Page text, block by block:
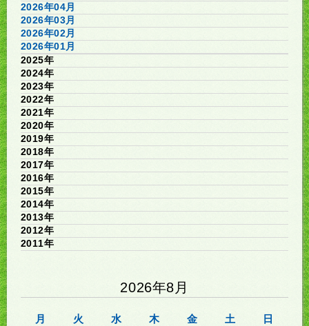
2026年04月
2026年03月
2026年02月
2026年01月
2025年
2024年
2023年
2022年
2021年
2020年
2019年
2018年
2017年
2016年
2015年
2014年
2013年
2012年
2011年
2026年8月
月 火 水 木 金 土
日